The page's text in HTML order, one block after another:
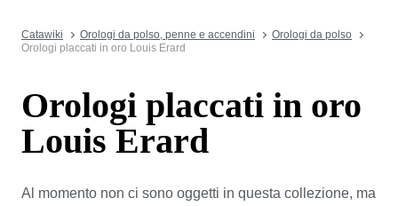
Catawiki Orologi da polso, penne e accendini
Orologi da polso
Orologi placcati in oro Louis Erard
Orologi placcati in oro
Louis Erard
Al momento non ci sono oggetti in questa collezione, ma